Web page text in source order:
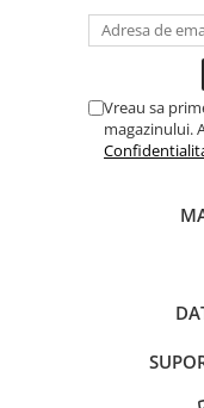
Vreau sa
magazinului.